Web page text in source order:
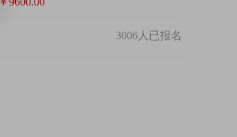
3006人已报名